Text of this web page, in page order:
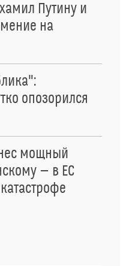
Путину и
на
опозорился
мощный
— в ЕС